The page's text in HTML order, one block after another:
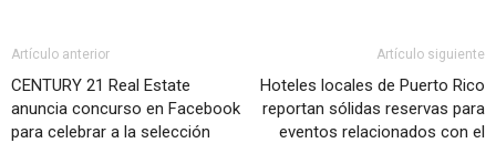
Artículo anterior
CENTURY 21 Real Estate
anuncia concurso en Facebook
para celebrar a la selección
Artículo siguiente
Hoteles locales de Puerto Rico
reportan sólidas reservas para
eventos relacionados con el